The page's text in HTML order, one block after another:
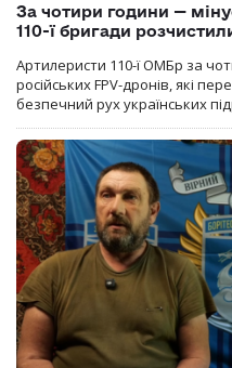
За чотири години —
110-ї бригади
Артилеристи 110-ї ОМБр за
російських FPV-дронів, які
безпечний рух українських